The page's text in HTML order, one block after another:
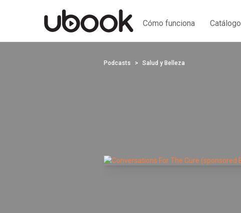
Cómo funciona Catálogo
Podcasts Salud y Belleza